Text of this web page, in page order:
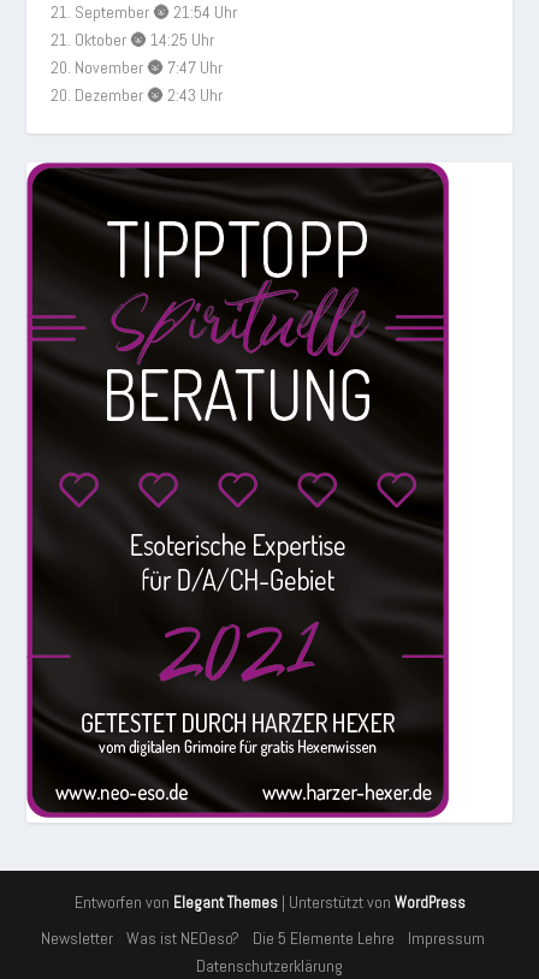
21. September 🌚 21:54 Uhr
21. Oktober 🌚 14:25 Uhr
20. November 🌚 7:47 Uhr
20. Dezember 🌚 2:43 Uhr
Entworfen von Elegant Themes| Unterstützt von WordPress
Newsletter Was ist NEOeso? Die 5 Elemente Lehre
Impressum
Datenschutzerklärung